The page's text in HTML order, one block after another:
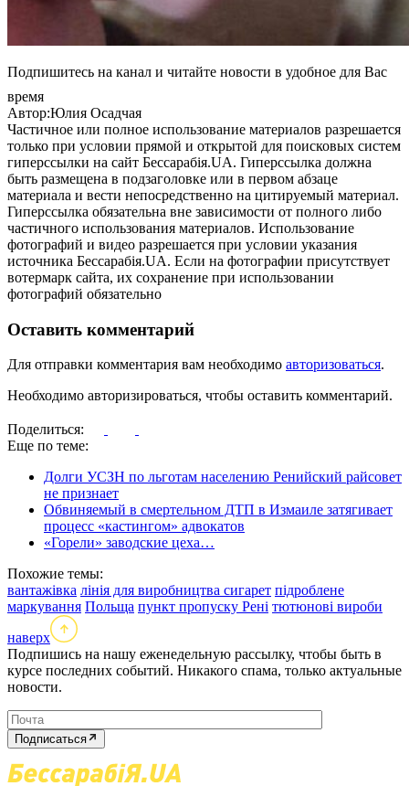
Подпишитесь на канал и читайте новости в удобное для Вас
время
Автор:Юлия Осадчая
Частичное или полное использование материалов разрешается
только при условии прямой и открытой для поисковых систем
гиперссылки на сайт Бессарабія.UA. Гиперссылка должна
быть размещена в подзаголовке или в первом абзаце
материала и вести непосредственно на цитируемый материал.
Гиперссылка обязательна вне зависимости от полного либо
частичного использования материалов. Использование
фотографий и видео разрешается при условии указания
источника Бессарабія.UA. Если на фотографии присутствует
вотермарк сайта, их сохранение при использовании
фотографий обязательно
Оставить комментарий
Для отправки комментария вам необходимо авторизоваться.
Необходимо авторизироваться, чтобы оставить комментарий.
Поделиться:
Еще по теме:
Долги УСЗН по льготам населению Ренийский райсовет
не признает
Обвиняемый в смертельном ДТП в Измаиле затягивает
процесс «кастингом» адвокатов
«Горели» заводские цеха…
Похожие темы:
вантажівка лінія для виробництва сигарет підроблене
маркування Польща пункт пропуску Рені тютюнові вироби
наверх
Подпишись на нашу еженедельную рассылку, чтобы быть в
курсе последних событий. Никакого спама, только актуальные
новости.
Подписаться